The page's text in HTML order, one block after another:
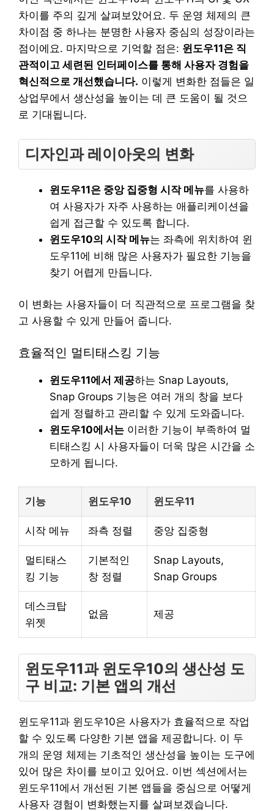
차이를 주의 깊게 살펴보았어요. 두 운영 체제의 큰
차이점 중 하나는 분명한 사용자 중심의 성장이라는
점이에요. 마지막으로 기억할 점은: 윈도우11은 직
관적이고 세련된 인터페이스를 통해 사용자 경험을
혁신적으로 개선했습니다. 이렇게 변화한 점들은 일
상업무에서 생산성을 높이는 데 큰 도움이 될 것으
로 기대됩니다.
디자인과 레이아웃의 변화
윈도우11은 중앙 집중형 시작 메뉴를 사용하
여 사용자가 자주 사용하는 애플리케이션을
쉽게 접근할 수 있도록 합니다.
윈도우10의 시작 메뉴는 좌측에 위치하여 윈
도우11에 비해 많은 사용자가 필요한 기능을
찾기 어렵게 만듭니다.
이 변화는 사용자들이 더 직관적으로 프로그램을 찾
고 사용할 수 있게 만들어 줍니다.
효율적인 멀티태스킹 기능
윈도우11에서 제공하는 Snap Layouts,
Snap Groups 기능은 여러 개의 창을 보다
쉽게 정렬하고 관리할 수 있게 도와줍니다.
윈도우10에서는 이러한 기능이 부족하여 멀
티태스킹 시 사용자들이 더욱 많은 시간을 소
모하게 됩니다.
기능 윈도우10 윈도우11
시작 메뉴 좌측 정렬 중앙 집중형
멀티태스
킹 기능
기본적인
창 정렬
Snap Layouts,
Snap Groups
데스크탑
위젯
없음 제공
윈도우11과 윈도우10의 생산성 도
구 비교: 기본 앱의 개선
윈도우11과 윈도우10은 사용자가 효율적으로 작업
할 수 있도록 다양한 기본 앱을 제공합니다. 이 두
개의 운영 체제는 기초적인 생산성을 높이는 도구에
있어 많은 차이를 보이고 있어요. 이번 섹션에서는
윈도우11에서 개선된 기본 앱들을 중심으로 어떻게
사용자 경험이 변화했는지를 살펴보겠습니다.